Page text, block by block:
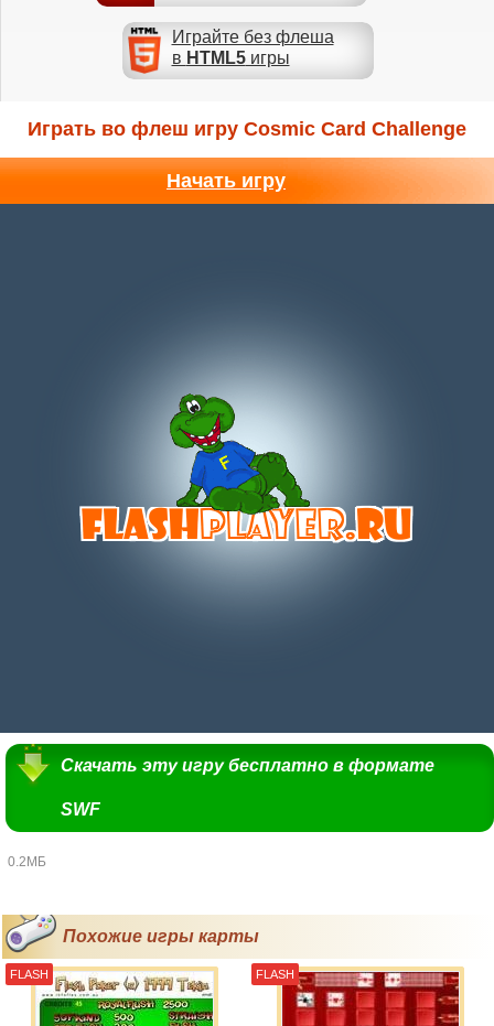
Играйте без флеша
в HTML5игры
Играть во флеш игру Cosmic Card Challenge
Начать игру
Скачать эту игру бесплатно в формате
SWF
0.2МБ
Похожие игры карты
FLASH FLASH